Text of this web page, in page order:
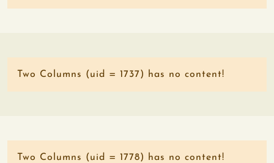
Two Columns (uid = 1737) has no content!
Two Columns (uid = 1778) has no content!